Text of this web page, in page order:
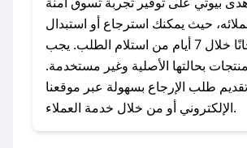
هدى بيوتي؟
كوبونات وخصومات حصرية، قم بما
يلي:
- اضغط على أيقونة متابعة لمتجر هدى بيوتي في
تطبيق صحصح.
حيث يمكنك استرجاع أو استبدال
المنتجات مجانًا خلال 7 أيام من استلام الطلب. يجب
بحالتها الأصلية وغير مستخدمة.
طلب الإرجاع بسهولة عبر موقعنا
الإلكتروني أو من خلال خدمة العملاء.